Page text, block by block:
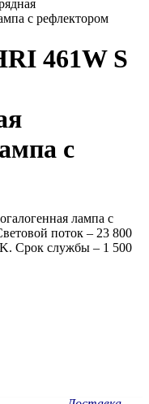
с рефлектором
461W S
с
лампа с
поток – 23 800
Срок службы – 1 500